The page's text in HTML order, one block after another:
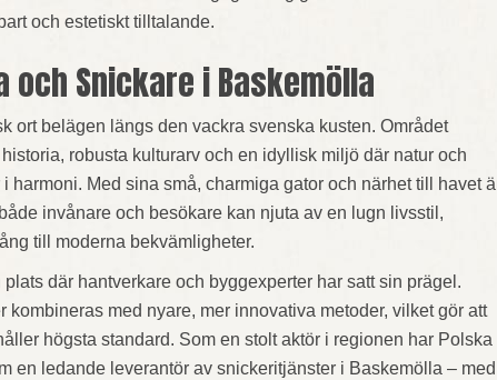
och estetiskt tilltalande.
och Snickare i Baskemölla
ort belägen längs den vackra svenska kusten. Området
robusta kulturarv och en idyllisk miljö där natur och
harmoni. Med sina små, charmiga gator och närhet till havet
invånare och besökare kan njuta av en lugn livsstil,
till moderna bekvämligheter.
där hantverkare och byggexperter har satt sin prägel.
kombineras med nyare, mer innovativa metoder, vilket gör att
högsta standard. Som en stolt aktör i regionen har Polska
en ledande leverantör av snickeritjänster i Baskemölla – med